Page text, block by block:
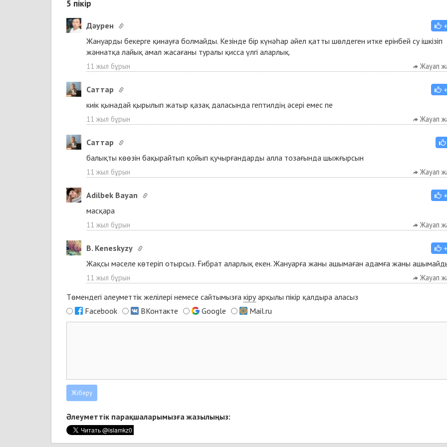
5 пікір
Дәурен
Жануарды бекерге қинауға болмайды. Кезінде бір күнәһар әйел қатты шөлдеген итке ерінбей су ішкізіп
жәннатқа лайық амал жасағаны туралы қисса үлгі аларлық.
11 жыл бұрын Жауап
Cаттар
киік қынадай қырылып жатыр қазақ даласында гептилдің әсері емес пе
11 жыл бұрын Жауап
Cаттар
балықты көөзін бақырайтып қойып қучырғандарды алла тозағында шыжғырсын
11 жыл бұрын Жауап
Adilbek Bayan
масқара
11 жыл бұрын Жауап
B. Keneskyzy
Жақсы мәселе көтеріп отырсыз. Ғибрат аларлық екен. Жануарға жаны ашымаған адамға жаны
11 жыл бұрын Жауап
Төмендегі әлеуметтік желілері немесе сайтымызға кіруарқылы пікір қалдыра аласыз
Facebook
ВКонтакте Google Mail.ru
Әлеуметтік парақшаларымызға жазылыңыз: